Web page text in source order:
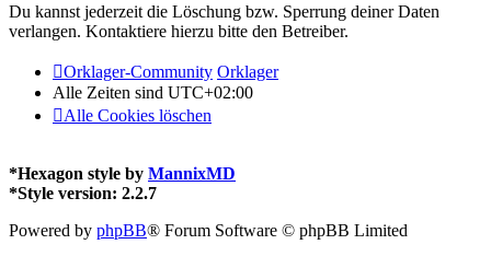
Du kannst jederzeit die Löschung bzw. Sperrung deiner Daten
verlangen. Kontaktiere hierzu bitte den Betreiber.
Orklager-Community Orklager
Alle Zeiten sind UTC+02:00
Alle Cookies löschen
*Hexagon style by MannixMD
*Style version: 2.2.7
Powered by phpBB® Forum Software © phpBB Limited